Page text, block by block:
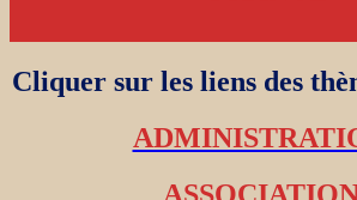
Cliquer sur les liens des